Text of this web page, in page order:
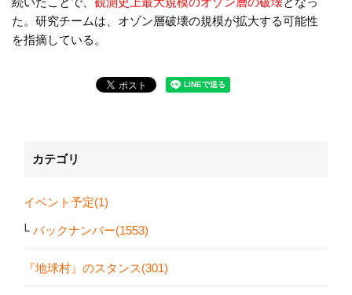
た。研究チームは、オゾン層破壊の規模が拡大する可能性
を指摘している。
カテゴリ
イベント予定(1)
バックナンバー(1553)
『地球村』のスタンス(301)